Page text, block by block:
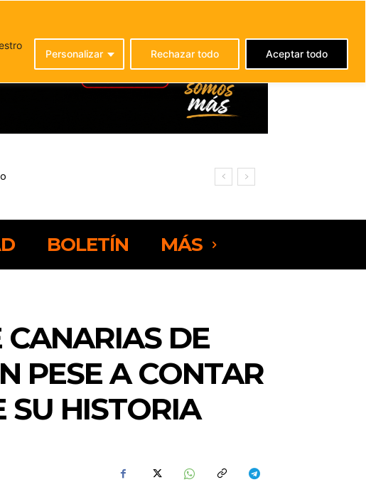
Personalizar Rechazar todo Aceptar todo
de Fuerteventura
BOLETÍN MÁS
DE
PESE A CONTAR
SU HISTORIA